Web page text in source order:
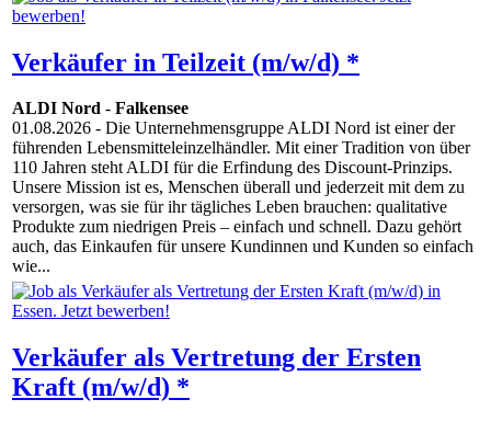
Verkäufer in Teilzeit (m/w/d) *
ALDI Nord - Falkensee
01.08.2026 - Die Unternehmensgruppe ALDI Nord ist einer der
führenden Lebensmitteleinzelhändler. Mit einer Tradition von über
110 Jahren steht ALDI für die Erfindung des Discount-Prinzips.
Unsere Mission ist es, Menschen überall und jederzeit mit dem zu
versorgen, was sie für ihr tägliches Leben brauchen: qualitative
Produkte zum niedrigen Preis – einfach und schnell. Dazu gehört
auch, das Einkaufen für unsere Kundinnen und Kunden so einfach
wie...
Verkäufer als Vertretung der Ersten
Kraft (m/w/d) *